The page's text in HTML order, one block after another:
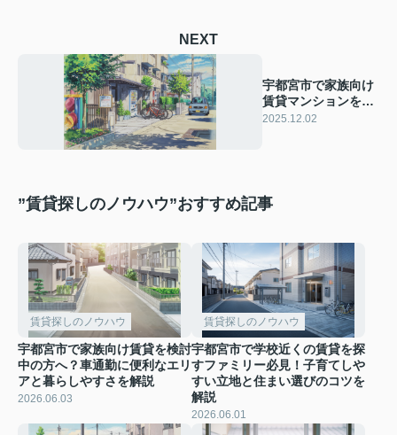
NEXT
宇都宮市で家族向け
賃貸マンションを探
すコツは？家賃相場
2025.12.02
”賃貸探しのノウハウ”おすすめ記事
賃貸探しのノウハウ
宇都宮市で家族向け賃貸を検討
中の方へ？車通勤に便利なエリ
アと暮らしやすさを解説
2026.06.03
賃貸探しのノウハウ
宇都宮市で学校近くの賃貸を探
すファミリー必見！子育てしや
すい立地と住まい選びのコツを
解説
2026.06.01